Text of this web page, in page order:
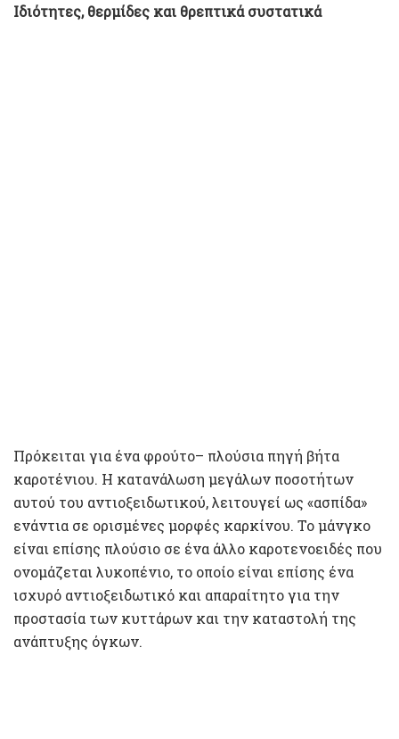
Ιδιότητες, θερμίδες και θρεπτικά συστατικά
Πρόκειται για ένα φρούτο– πλούσια πηγή βήτα
καροτένιου. Η κατανάλωση μεγάλων ποσοτήτων
αυτού του αντιοξειδωτικού, λειτουγεί ως «ασπίδα»
ενάντια σε ορισμένες μορφές καρκίνου. Το μάνγκο
είναι επίσης πλούσιο σε ένα άλλο καροτενοειδές που
ονομάζεται λυκοπένιο, το οποίο είναι επίσης ένα
ισχυρό αντιοξειδωτικό και απαραίτητο για την
προστασία των κυττάρων και την καταστολή της
ανάπτυξης όγκων.